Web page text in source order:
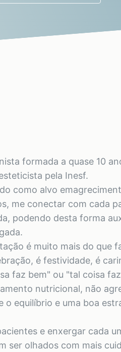
formada a quase 10
pela Inesf.
como alvo
me conectar com cada
podendo desta forma
é muito mais do que
é festividade, é
faz bem" ou "tal coisa
nutricional, não
equilíbrio e uma boa
e enxergar cada
ser olhados com mais